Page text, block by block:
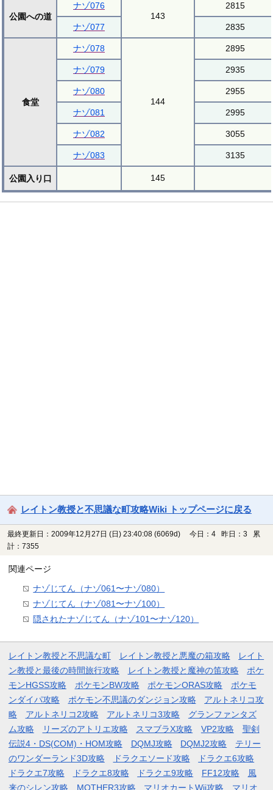
公園への道
ナゾ076
143
2815
ナゾ077 2835
食堂
ナゾ078
144
2895
ナゾ079 2935
ナゾ080 2955
ナゾ081 2995
ナゾ082 3055
ナゾ083 3135
公園入り口 145
レイトン教授と不思議な町攻略Wiki トップページに戻る
最終更新日：2009年12月27日 (日) 23:40:08 (6069d)
今日：4 昨日：3 累
計：7355
関連ページ
ナゾじてん（ナゾ061〜ナゾ080）
ナゾじてん（ナゾ081〜ナゾ100）
隠されたナゾじてん（ナゾ101〜ナゾ120）
レイトン教授と不思議な町 レイトン教授と悪魔の箱攻略
レイト
ン教授と最後の時間旅行攻略
レイトン教授と魔神の笛攻略
ポケ
モンHGSS攻略
ポケモンBW攻略 ポケモンORAS攻略
ポケモ
ンダイパ攻略
ポケモン不思議のダンジョン攻略
アルトネリコ攻
略
アルトネリコ2攻略 アルトネリコ3攻略
グランファンタズ
ム攻略
リーズのアトリエ攻略 スマブラX攻略 VP2攻略
聖剣
伝説4・DS(COM)・HOM攻略
DQMJ攻略 DQMJ2攻略
テリー
のワンダーランド3D攻略
ドラクエソード攻略
ドラクエ6攻略
ドラクエ7攻略
ドラクエ8攻略 ドラクエ9攻略 FF12攻略
風
来のシレン攻略
MOTHER3攻略 マリオカートWii攻略 マリオ